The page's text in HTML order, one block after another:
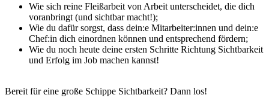
Wie sich reine Fleißarbeit von Arbeit unterscheidet, die dich
voranbringt (und sichtbar macht!);
Wie du dafür sorgst, dass dein:e Mitarbeiter:innen und dein:e
Chef:in dich einordnen können und entsprechend fördern;
Wie du noch heute deine ersten Schritte Richtung Sichtbarkeit
und Erfolg im Job machen kannst!
Bereit für eine große Schippe Sichtbarkeit? Dann los!